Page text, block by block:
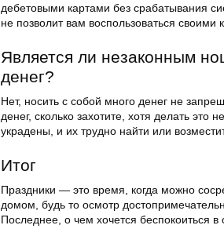
дебетовыми картами без срабатывания
не позволит вам воспользоваться своими
Является ли незаконным
денег?
Нет, носить с собой много денег не
денег, сколько захотите, хотя делать это
украдены, и их трудно найти или
Итог
Праздники — это время, когда можно
домом, будь то осмотр
Последнее, о чем хочется беспокоиться